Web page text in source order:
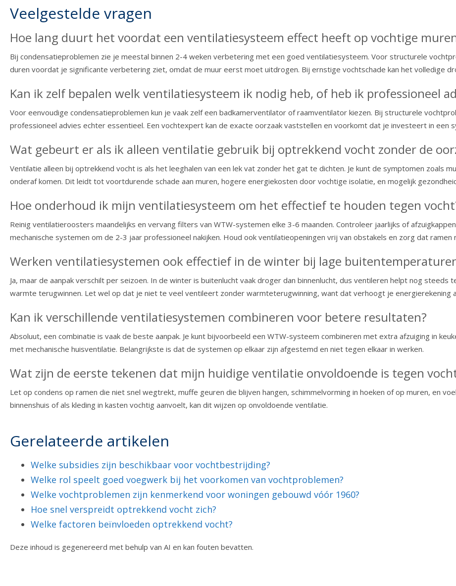
Veelgestelde vragen
Hoe lang duurt het voordat een ventilatiesysteem effect heeft op vochtige
Bij condensatieproblemen zie je meestal binnen 2-4 weken verbetering met een goed ventilatiesysteem. Voor structurele
duren voordat je significante verbetering ziet, omdat de muur eerst moet uitdrogen. Bij ernstige vochtschade kan het volledige
Kan ik zelf bepalen welk ventilatiesysteem ik nodig heb, of heb ik professioneel
Voor eenvoudige condensatieproblemen kun je vaak zelf een badkamerventilator of raamventilator kiezen. Bij structurele
professioneel advies echter essentieel. Een vochtexpert kan de exacte oorzaak vaststellen en voorkomt dat je investeert in een
Wat gebeurt er als ik alleen ventilatie gebruik bij optrekkend vocht zonder de
Ventilatie alleen bij optrekkend vocht is als het leeghalen van een lek vat zonder het gat te dichten. Je kunt de symptomen zoals
onderaf komen. Dit leidt tot voortdurende schade aan muren, hogere energiekosten door vochtige isolatie, en mogelijk
Hoe onderhoud ik mijn ventilatiesysteem om het effectief te houden tegen
Reinig ventilatieroosters maandelijks en vervang filters van WTW-systemen elke 3-6 maanden. Controleer jaarlijks of
mechanische systemen om de 2-3 jaar professioneel nakijken. Houd ook ventilatieopeningen vrij van obstakels en zorg dat
Werken ventilatiesystemen ook effectief in de winter bij lage
Ja, maar de aanpak verschilt per seizoen. In de winter is buitenlucht vaak droger dan binnenlucht, dus ventileren helpt nog steeds
warmte terugwinnen. Let wel op dat je niet te veel ventileert zonder warmteterugwinning, want dat verhoogt je energierekening
Kan ik verschillende ventilatiesystemen combineren voor betere resultaten?
Absoluut, een combinatie is vaak de beste aanpak. Je kunt bijvoorbeeld een WTW-systeem combineren met extra afzuiging in
met mechanische huisventilatie. Belangrijkste is dat de systemen op elkaar zijn afgestemd en niet tegen elkaar in werken.
Wat zijn de eerste tekenen dat mijn huidige ventilatie onvoldoende is tegen
Let op condens op ramen die niet snel wegtrekt, muffe geuren die blijven hangen, schimmelvorming in hoeken of op muren, en
binnenshuis of als kleding in kasten vochtig aanvoelt, kan dit wijzen op onvoldoende ventilatie.
Gerelateerde artikelen
Welke subsidies zijn beschikbaar voor vochtbestrijding?
Welke rol speelt goed voegwerk bij het voorkomen van vochtproblemen?
Welke vochtproblemen zijn kenmerkend voor woningen gebouwd vóór 1960?
Hoe snel verspreidt optrekkend vocht zich?
Welke factoren beïnvloeden optrekkend vocht?
Deze inhoud is gegenereerd met behulp van AI en kan fouten bevatten.